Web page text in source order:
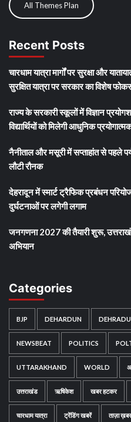
All Themes Plan
Recent Posts
चारधाम यात्रा मार्गों पर सुरक्षा और
सुरक्षित यात्रा पर सरकार का विशेष
राज्य के सरकारी स्कूलों में विज्ञान
विद्यार्थियों को मिलेगी आधुनिक प्रयोगात्मक
नैनीताल और मसूरी में सप्ताहांत से पहले
लौटी रौनक
देहरादून में स्मार्ट ट्रैफिक प्रबंधन
दुर्घटनाओं पर लगेगी लगाम
जनगणना 2027 की तैयारी शुरू,
अभियान
Categories
BJP DEHARDUN
NEWSBEAT POLITICS
UTTARAKHAND WORLD
उत्तराखंड ऋषिकेश खबर हटकर
चारधाम यात्रा ट्रेंडिंग खबरें ताज़ा ख़बर